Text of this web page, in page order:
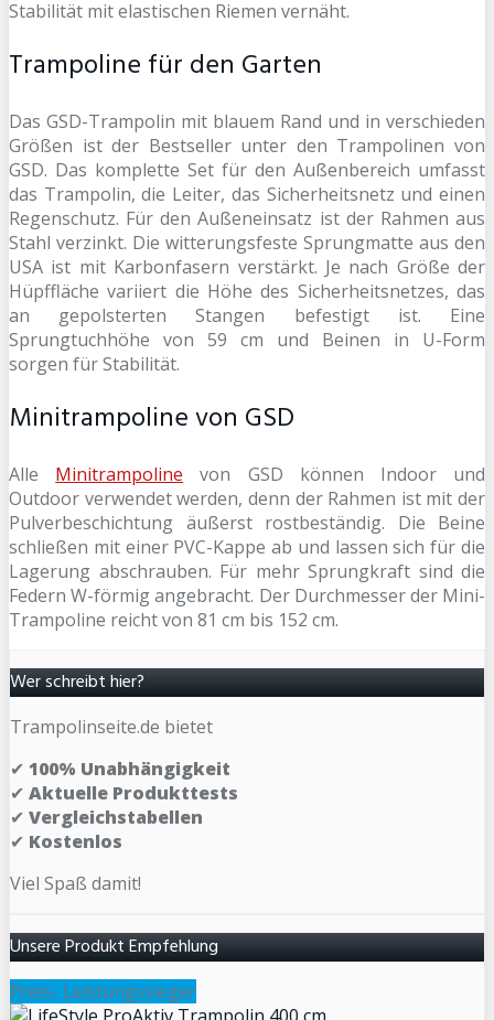
Stabilität mit elastischen Riemen vernäht.
Trampoline für den Garten
Das GSD-Trampolin mit blauem Rand und in verschieden
Größen ist der Bestseller unter den Trampolinen von
GSD. Das komplette Set für den Außenbereich umfasst
das Trampolin, die Leiter, das Sicherheitsnetz und einen
Regenschutz. Für den Außeneinsatz ist der Rahmen aus
Stahl verzinkt. Die witterungsfeste Sprungmatte aus den
USA ist mit Karbonfasern verstärkt. Je nach Größe der
Hüpffläche variiert die Höhe des Sicherheitsnetzes, das
an gepolsterten Stangen befestigt ist. Eine
Sprungtuchhöhe von 59 cm und Beinen in U-Form
sorgen für Stabilität.
Minitrampoline von GSD
Alle Minitrampoline von GSD können Indoor und
Outdoor verwendet werden, denn der Rahmen ist mit der
Pulverbeschichtung äußerst rostbeständig. Die Beine
schließen mit einer PVC-Kappe ab und lassen sich für die
Lagerung abschrauben. Für mehr Sprungkraft sind die
Federn W-förmig angebracht. Der Durchmesser der Mini-
Trampoline reicht von 81 cm bis 152 cm.
Wer schreibt hier?
Trampolinseite.de bietet
✔ 100% Unabhängigkeit
✔ Aktuelle Produkttests
✔ Vergleichstabellen
✔ Kostenlos
Viel Spaß damit!
Unsere Produkt Empfehlung
Preis- Leistungssieger